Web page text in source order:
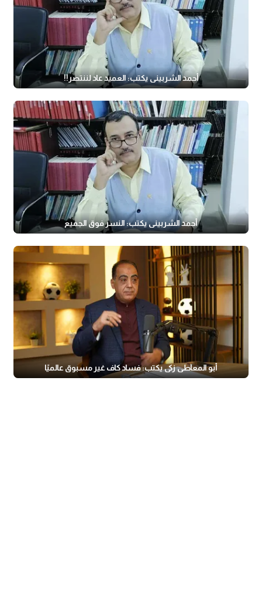
أحمد الشربيني يكتب: العميد عاد لننتصر!!
أحمد الشربيني يكتب: النسر فوق الجميع
أبو المعاطي زكي يكتب: فساد كاف غير مسبوق عالميًا